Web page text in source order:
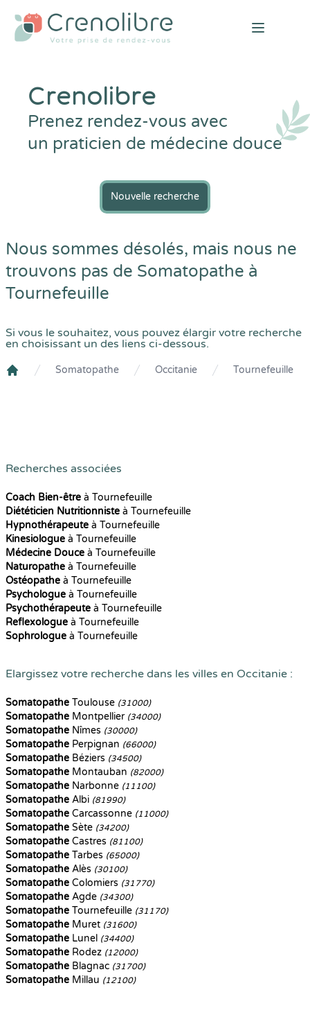
Open
Crenolibre
Prenez rendez-vous avec
un praticien de médecine douce
Nouvelle recherche
Nous sommes désolés, mais nous ne
trouvons pas de Somatopathe à
Tournefeuille
Si vous le souhaitez, vous pouvez élargir votre recherche
en choisissant un des liens ci-dessous.
Somatopathe Occitanie Tournefeuille
Recherches associées
Coach Bien-être à Tournefeuille
Diététicien Nutritionniste à Tournefeuille
Hypnothérapeute à Tournefeuille
Kinesiologue à Tournefeuille
Médecine Douce à Tournefeuille
Naturopathe à Tournefeuille
Ostéopathe à Tournefeuille
Psychologue à Tournefeuille
Psychothérapeute à Tournefeuille
Reflexologue à Tournefeuille
Sophrologue à Tournefeuille
Elargissez votre recherche dans les villes en Occitanie :
Somatopathe Toulouse (31000)
Somatopathe Montpellier (34000)
Somatopathe Nîmes (30000)
Somatopathe Perpignan (66000)
Somatopathe Béziers (34500)
Somatopathe Montauban (82000)
Somatopathe Narbonne (11100)
Somatopathe Albi (81990)
Somatopathe Carcassonne (11000)
Somatopathe Sète (34200)
Somatopathe Castres (81100)
Somatopathe Tarbes (65000)
Somatopathe Alès (30100)
Somatopathe Colomiers (31770)
Somatopathe Agde (34300)
Somatopathe Tournefeuille (31170)
Somatopathe Muret (31600)
Somatopathe Lunel (34400)
Somatopathe Rodez (12000)
Somatopathe Blagnac (31700)
Somatopathe Millau (12100)